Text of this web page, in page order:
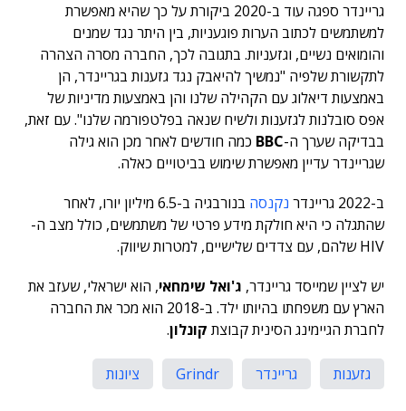
גריינדר ספגה עוד ב-2020 ביקורת על כך שהיא מאפשרת
למשתמשים לכתוב הערות פוגעניות, בין היתר נגד שמנים
והומואים נשיים, וגזעניות. בתגובה לכך, החברה מסרה הצהרה
לתקשורת שלפיה "נמשיך להיאבק נגד גזענות בגריינדר, הן
באמצעות דיאלוג עם הקהילה שלנו והן באמצעות מדיניות של
אפס סובלנות לגזענות ולשיח שנאה בפלטפורמה שלנו". עם זאת,
בבדיקה שערך ה-BBC כמה חודשים לאחר מכן הוא גילה
שגריינדר עדיין מאפשרת שימוש בביטויים כאלה.
ב-2022 גריינדר
נקנסה
בנורבגיה ב-6.5 מיליון יורו, לאחר
שהתגלה כי היא חולקת מידע פרטי של משתמשים, כולל מצב ה-
HIV שלהם, עם צדדים שלישיים, למטרות שיווק.
יש לציין שמייסד גריינדר, ג'ואל שימחאי, הוא ישראלי, שעזב את
הארץ עם משפחתו בהיותו ילד. ב-2018 הוא מכר את החברה
לחברת הגיימינג הסינית קבוצת קונלון.
גזענות גריינדר Grindr ציונות